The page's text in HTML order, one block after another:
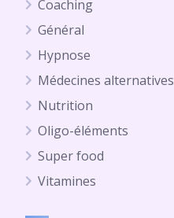
Coaching
Général
Hypnose
Médecines alternatives
Nutrition
Oligo-éléments
Super food
Vitamines